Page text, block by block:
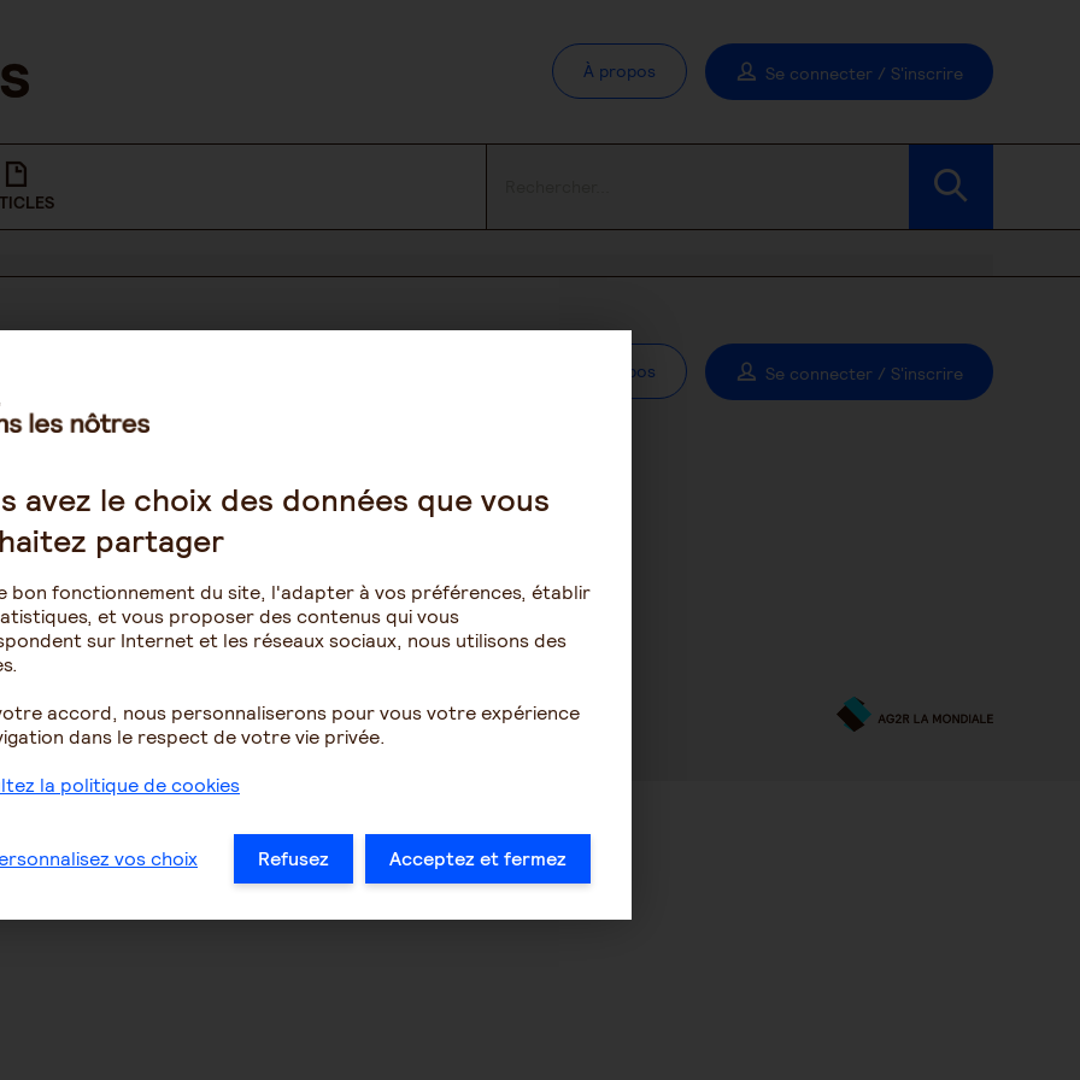
À propos Se connecter / S'inscrire
À propos Se connecter / S'inscrire
avez le choix des données que vous
partager
bon fonctionnement du site, l'adapter à vos préférences, établir
et vous proposer des contenus qui vous
sur Internet et les réseaux sociaux, nous utilisons des
accord, nous personnaliserons pour vous votre expérience
dans le respect de votre vie privée.
la politique de cookies
vos choix Refusez Acceptez et fermez